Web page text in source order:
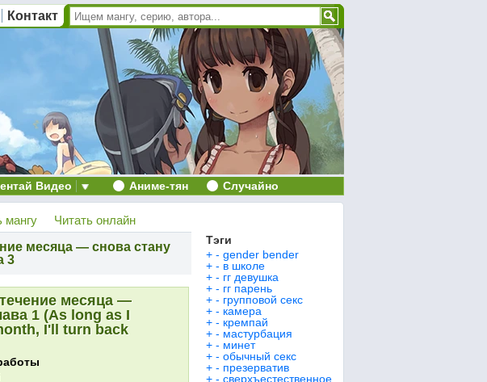
Контакт
Видео Аниме-тян Случайно
мангу
Читать онлайн
месяца — снова стану
3
месяца —
1 (As long as I
I'll turn back
Тэги
+ - gender bender
+ - в школе
+ - гг девушка
+ - гг парень
+ - групповой секс
+ - камера
+ - кремпай
+ - мастурбация
+ - минет
+ - обычный секс
+ - презерватив
+ - сверхъестественное